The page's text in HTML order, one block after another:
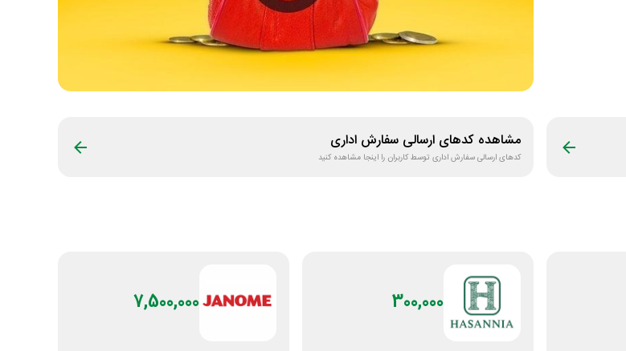
مشاهده کدهای ارسالی سفارش اداری
کدهای ارسالیسفارش اداری توسط کاربران را اینجا مشاهده کنید
300,000
7,500,000